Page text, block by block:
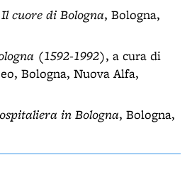
Il cuore di Bologna, Bologna,
(1592-1992), a cura di
Bologna, Nuova Alfa,
in Bologna, Bologna,